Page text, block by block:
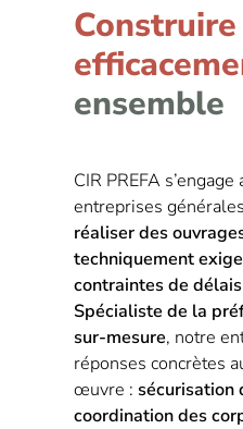
Construire
ensemble
CIR PREFA
entreprises
réaliser des
techniquement
contraintes de
Spécialiste de la
sur-mesure, notre
réponses concrètes
œuvre : sécurisation
coordination des